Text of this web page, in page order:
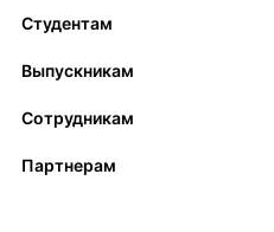
Студентам
Выпускникам
Сотрудникам
Партнерам